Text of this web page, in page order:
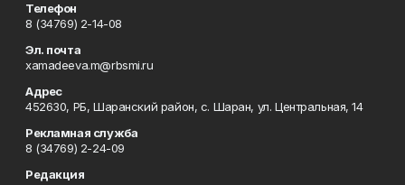
Телефон
8 (34769) 2-14-08
Эл. почта
xamadeeva.m@rbsmi.ru
Адрес
452630, РБ, Шаранский район, с. Шаран, ул. Центральная, 14
Рекламная служба
8 (34769) 2-24-09
Редакция